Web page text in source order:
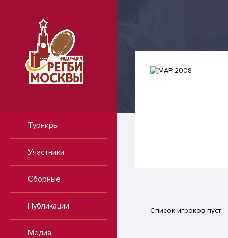
Турниры
Участники
Сборные
Публикации
Медиа
Список игроков пуст